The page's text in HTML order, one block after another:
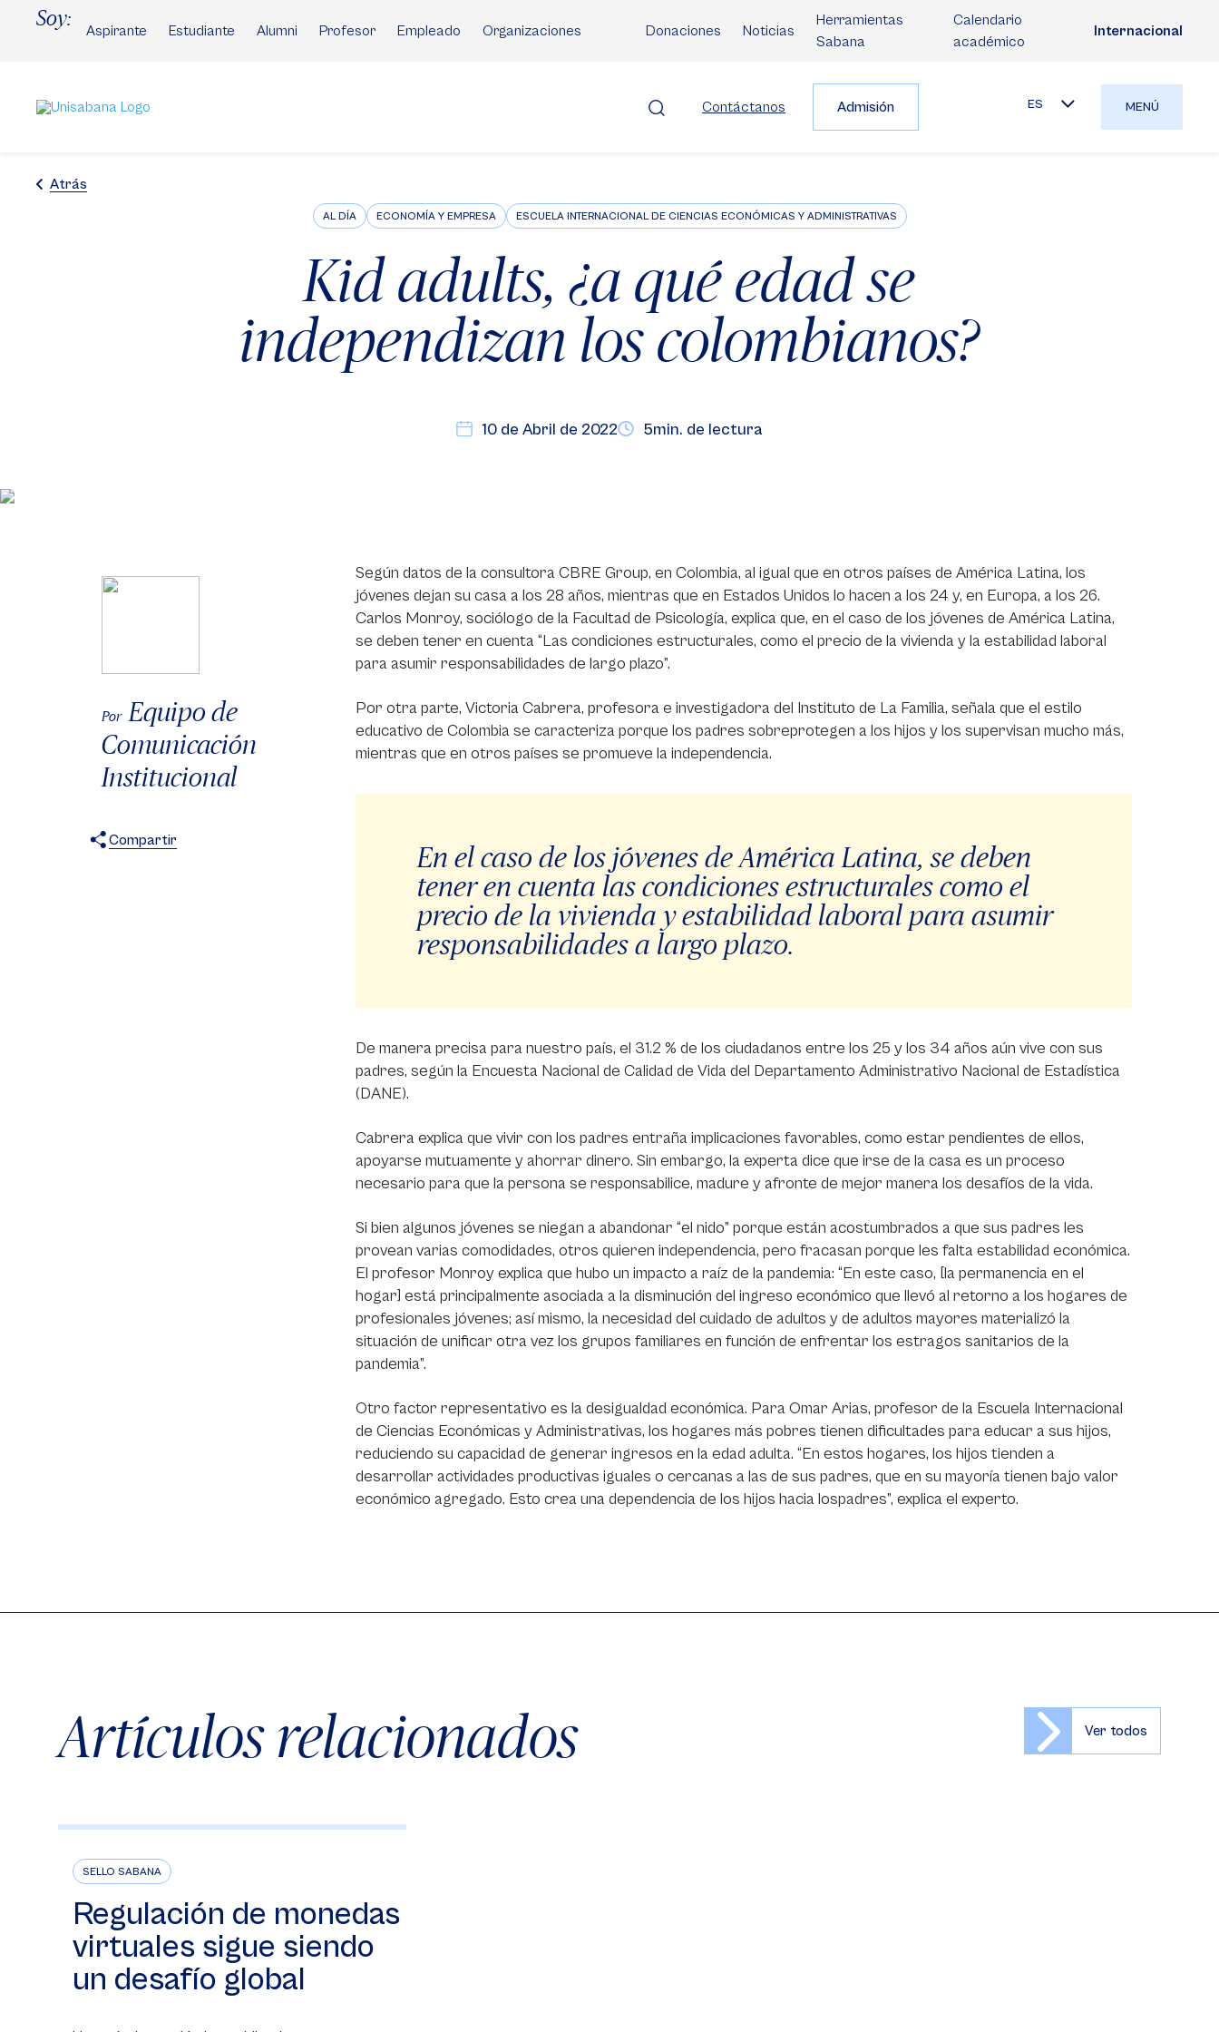
Soy:
Aspirante Estudiante Alumni Profesor Empleado Organizaciones Donaciones Noticias
Herramientas
Sabana
Calendario
académico
Internacional
Contáctanos Admisión ES MENÚ
Atrás
AL DÍA ECONOMÍA Y EMPRESA ESCUELA INTERNACIONAL DE CIENCIAS ECONÓMICAS Y ADMINISTRATIVAS
Kid adults, ¿a qué edad se
independizan los colombianos?
10 de Abril de 2022 5min. de lectura
Por Equipo de
Comunicación
Institucional
Compartir
Según datos de la consultora CBRE Group, en Colombia, al igual que en otros países de América Latina, los
jóvenes dejan su casa a los 28 años, mientras que en Estados Unidos lo hacen a los 24 y, en Europa, a los 26.
Carlos Monroy, sociólogo de la Facultad de Psicología, explica que, en el caso de los jóvenes de América Latina,
se deben tener en cuenta “Las condiciones estructurales, como el precio de la vivienda y la estabilidad laboral
para asumir responsabilidades de largo plazo”.
Por otra parte, Victoria Cabrera, profesora e investigadora del Instituto de La Familia, señala que el estilo
educativo de Colombia se caracteriza porque los padres sobreprotegen a los hijos y los supervisan mucho más,
mientras que en otros países se promueve la independencia.
En el caso de los jóvenes de América Latina, se deben
tener en cuenta las condiciones estructurales como el
precio de la vivienda y estabilidad laboral para asumir
responsabilidades a largo plazo.
De manera precisa para nuestro país, el 31.2 % de los ciudadanos entre los 25 y los 34 años aún vive con sus
padres, según la Encuesta Nacional de Calidad de Vida del Departamento Administrativo Nacional de Estadística
(DANE).
Cabrera explica que vivir con los padres entraña implicaciones favorables, como estar pendientes de ellos,
apoyarse mutuamente y ahorrar dinero. Sin embargo, la experta dice que irse de la casa es un proceso
necesario para que la persona se responsabilice, madure y afronte de mejor manera los desafíos de la vida.
Si bien algunos jóvenes se niegan a abandonar “el nido” porque están acostumbrados a que sus padres les
provean varias comodidades, otros quieren independencia, pero fracasan porque les falta estabilidad económica.
El profesor Monroy explica que hubo un impacto a raíz de la pandemia: “En este caso, [la permanencia en el
hogar] está principalmente asociada a la disminución del ingreso económico que llevó al retorno a los hogares de
profesionales jóvenes; así mismo, la necesidad del cuidado de adultos y de adultos mayores materializó la
situación de unificar otra vez los grupos familiares en función de enfrentar los estragos sanitarios de la
pandemia”.
Otro factor representativo es la desigualdad económica. Para Omar Arias, profesor de la Escuela Internacional
de Ciencias Económicas y Administrativas, los hogares más pobres tienen dificultades para educar a sus hijos,
reduciendo su capacidad de generar ingresos en la edad adulta. “En estos hogares, los hijos tienden a
desarrollar actividades productivas iguales o cercanas a las de sus padres, que en su mayoría tienen bajo valor
económico agregado. Esto crea una dependencia de los hijos hacia lospadres”, explica el experto.
Artículos relacionados Ver todos
SELLO SABANA
Regulación de monedas
virtuales sigue siendo
un desafío global